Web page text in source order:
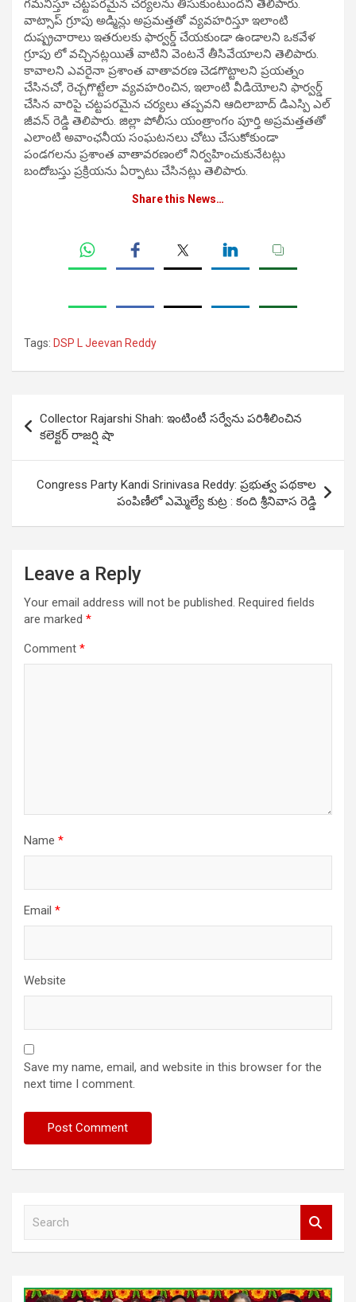
గమనిస్తూ చట్టపరమైన చర్యలను తీసుకుంటుందని తెలిపారు.
వాట్సాప్ గ్రూపు అడ్మిన్లు అప్రమత్తతో వ్యవహరిస్తూ ఇలాంటి
దుష్ప్రచారాలు ఇతరులకు ఫార్వర్డ్ చేయకుండా ఉండాలని ఒకవేళ
గ్రూపు లో వచ్చినట్లయితే వాటిని వెంటనే తీసివేయాలని తెలిపారు.
కావాలని ఎవరైనా ప్రశాంత వాతావరణ చెడగొట్టాలని ప్రయత్నం
చేసినచో, రెచ్చగొట్టేలా వ్యవహరించిన, ఇలాంటి వీడియోలని ఫార్వర్డ్
చేసిన వారిపై చట్టపరమైన చర్యలు తప్పవని ఆదిలాబాద్ డిఎస్పి ఎల్
జీవన్ రెడ్డి తెలిపారు. జిల్లా పోలీసు యంత్రాంగం పూర్తి అప్రమత్తతతో
ఎలాంటి అవాంఛనీయ సంఘటనలు చోటు చేసుకోకుండా
పండగలను ప్రశాంత వాతావరణంలో నిర్వహించుకునేటట్లు
బందోబస్తు ప్రక్రియను ఏర్పాటు చేసినట్లు తెలిపారు.
Share this News…
Tags: DSP L Jeevan Reddy
navigation
Collector Rajarshi Shah: ఇంటింటీ స‌ర్వేను ప‌రిశీలించిన
క‌లెక్ట‌ర్ రాజర్షి షా
Congress Party Kandi Srinivasa Reddy: ప్ర‌భుత్వ ప‌థ‌కాల
పంపిణీలో ఎమ్మెల్యే కుట్ర : కంది శ్రీ‌నివాస రెడ్డి
Leave a Reply
Your email address will not be published. Required fields
are marked *
Comment *
Name *
Email *
Website
Save my name, email, and website in this browser for the
next time I comment.
h